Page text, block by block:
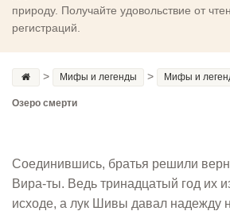
природу. Получайте удовольствие от
регистраций.
> Мифы и легенды > Мифы и
Озеро смерти
Соединившись, братья решили
Вира-ты. Ведь тринадцатый год их
исходе, а лук Шивы давал надежду